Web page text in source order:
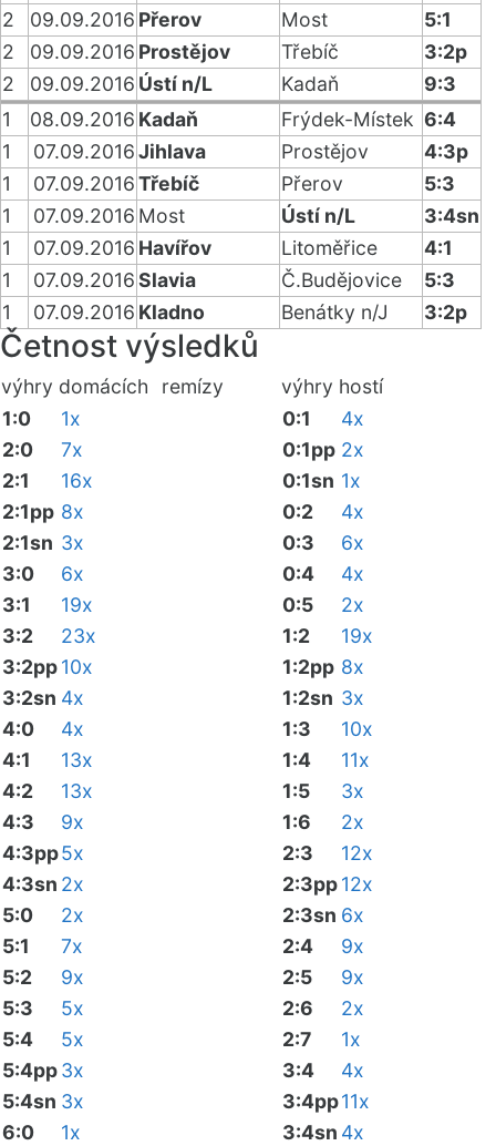
2
09.09.2016 Přerov Most
5:1
2
09.09.2016 Prostějov Třebíč
3:2p
2
09.09.2016 Ústí n/L Kadaň
9:3
1
08.09.2016 Kadaň Frýdek-Místek 6:4
1
07.09.2016Jihlava Prostějov
4:3p
1
07.09.2016Třebíč Přerov
5:3
1
07.09.2016 Most Ústí n/L
3:4sn
1
07.09.2016 Havířov Litoměřice
4:1
1
07.09.2016Slavia Č.Budějovice
5:3
1
07.09.2016 Kladno Benátky n/J 3:2p
Četnost výsledků
výhry domácích remízy výhry hostí
1:0
1x
2:0
7x
2:1
16x
2:1pp 8x
2:1sn 3x
3:0
6x
3:1
19x
3:2
23x
3:2pp10x
3:2sn 4x
4:0
4x
4:1
13x
4:2
13x
4:3
9x
4:3pp5x
4:3sn 2x
5:0
2x
5:1
7x
5:2
9x
5:3
5x
5:4
5x
5:4pp3x
5:4sn 3x
6:0
1x
0:1
4x
0:1pp 2x
0:1sn 1x
0:2
4x
0:3
6x
0:4
4x
0:5
2x
1:2
19x
1:2pp 8x
1:2sn 3x
1:3
10x
1:4
11x
1:5
3x
1:6
2x
2:3
12x
2:3pp12x
2:3sn 6x
2:4
9x
2:5
9x
2:6
2x
2:7
1x
3:4
4x
3:4pp11x
3:4sn 4x